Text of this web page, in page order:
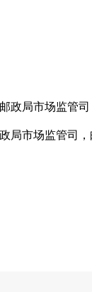
局市场监管司
市场监管司，